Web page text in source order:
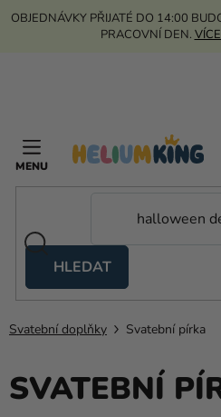
Přejít
OBJEDNÁVKY PŘIJATÉ DO 14:00
PRACOVNÍ DEN.
HLEDAT
stany
Kanekalon
Helium
a
Svatební doplňky Svatební pírka
SVATEBNÍ